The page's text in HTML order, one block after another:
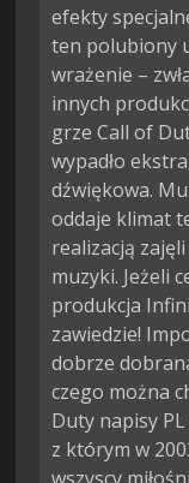
efekty
ten polubiony
wrażenie –
innych
grze Call of
wypadło
dźwiękowa.
oddaje klimat
realizacją
muzyki. Jeżeli
produkcja
zawiedzie!
dobrze
czego można
Duty napisy PL
z którym w